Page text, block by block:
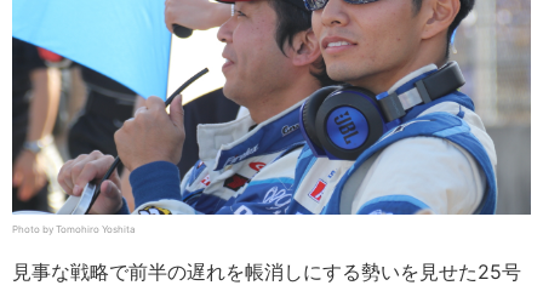
Photo by Tomohiro Yoshita
見事な戦略で前半の遅れを帳消しにする勢いを見せた25号